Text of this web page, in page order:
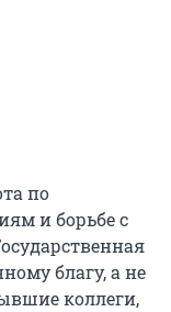
по
и борьбе с
благу, а не
коллеги,